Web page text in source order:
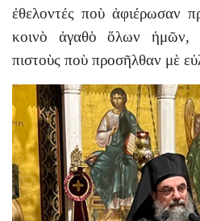
ἐθελοντές ποὺ ἀφιέρωσαν
κοινὸ ἀγαθὸ ὅλων ἡμῶν,
πιστοὺς ποὺ προσῆλθαν μὲ